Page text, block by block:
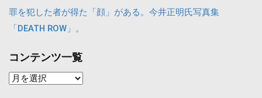
罪を犯した者が得た「顔」がある。今井正明氏写真集
「DEATH ROW」。
コンテンツ一覧
コ